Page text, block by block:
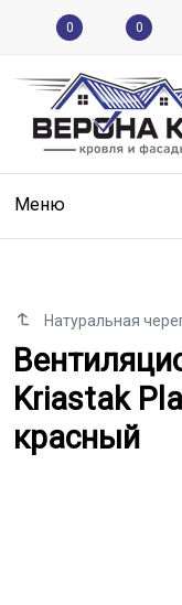
0 0
Меню
Натуральная
Kriastak
красный